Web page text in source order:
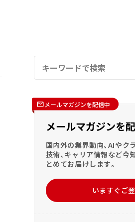
メールマガジンを配信中
メールマガジンを
国内外の業界動向、AIやク
技術、キャリア情報など今
とめてお届けします。
いますぐご